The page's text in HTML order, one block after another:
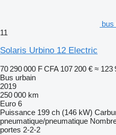
bus
11
Solaris Urbino 12 Electric
70 290 000 F CFA 107 200 € ≈ 123
Bus urbain
2019
250 000 km
Euro 6
Puissance 199 ch (146 kW)
pneumatique/pneumatique
portes 2-2-2